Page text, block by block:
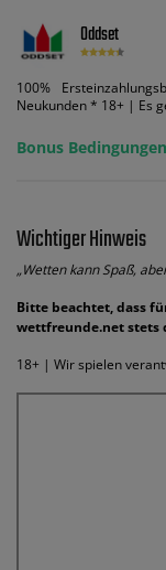
Oddset
100%
Neukunden * 18+ | Es
Bonus Bedingungen
Wichtiger Hinweis
„Wetten kann Spaß,
Bitte beachtet, dass
wettfreunde.net stets
18+ | Wir spielen